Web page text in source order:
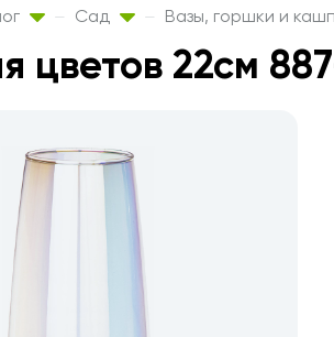
Сад Вазы, горшки и
цветов 22см